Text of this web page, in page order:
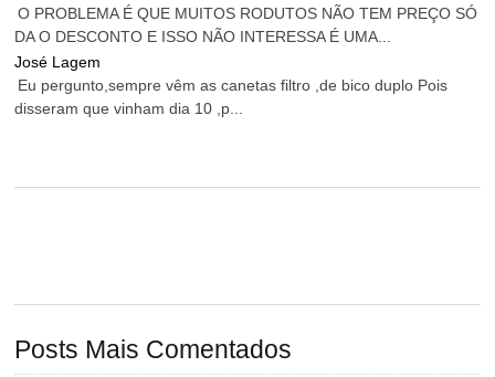
O PROBLEMA É QUE MUITOS RODUTOS NÃO TEM PREÇO SÓ
DA O DESCONTO E ISSO NÃO INTERESSA É UMA...
José Lagem
Eu pergunto,sempre vêm as canetas filtro ,de bico duplo Pois
disseram que vinham dia 10 ,p...
Posts Mais Comentados